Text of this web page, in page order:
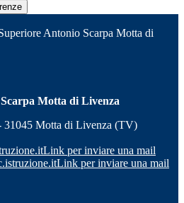
Antonio Scarpa Motta di
Motta di Livenza
31045 Motta di Livenza (TV)
Link per inviare una mail
Link per inviare una mail